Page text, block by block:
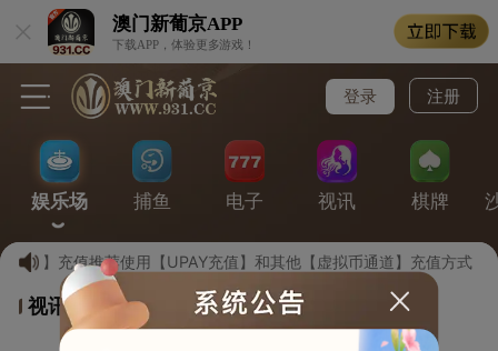
澳门新葡京APP
下载APP，体验更多游戏！
登录 注册
娱乐场 捕鱼 电子 视讯 棋牌
】充值推荐使用【UPAY充值】和其他【虚拟币通道】充值方式！
视讯游戏